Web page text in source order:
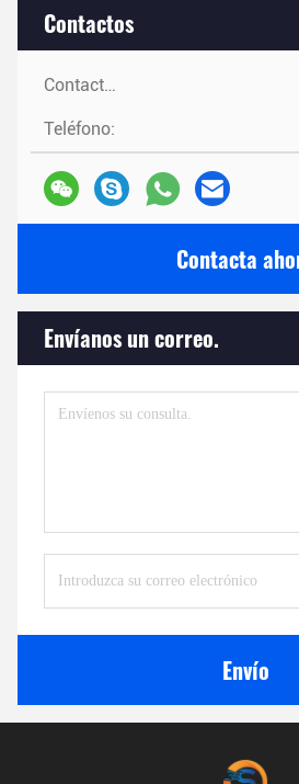
Contactos
Contactos:
Teléfono:
Contacta
Envíanos un correo.
Envío